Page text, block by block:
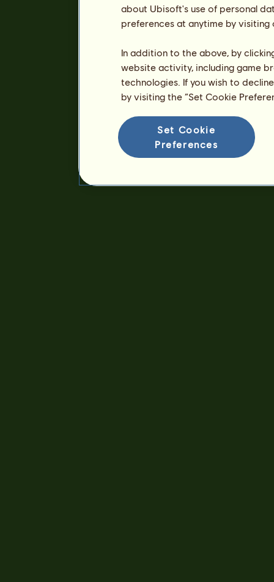
about Ubisoft's use of personal
preferences at anytime by
In addition to the above, by
website activity, including game
technologies. If you wish to
by visiting the “Set Cookie
Set Cookie
Preferences